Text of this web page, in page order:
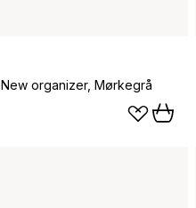
organizer, Mørkegrå